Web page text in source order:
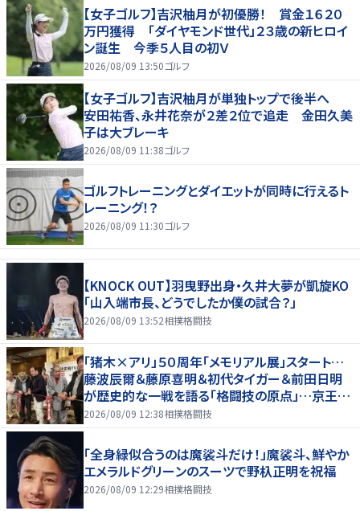
【女子ゴルフ】吉沢柚月が初優勝！ 賞金１６２０
万円獲得 「ダイヤモンド世代」２３歳の新ヒロイ
ン誕生 今季５人目の初Ｖ
2026/08/09 13:50ゴルフ
【女子ゴルフ】吉沢柚月が単独トップで後半へ
安田祐香、永井花奈が２差２位で追走 金田久美
子は大ブレーキ
2026/08/09 11:38ゴルフ
ゴルフトレーニングとダイエットが同時に行えるト
レーニング！？
2026/08/09 11:30ゴルフ
【KNOCK OUT】羽曳野出身・久井大夢が凱旋KO
「山入端市長、どうでしたか僕の試合？」
2026/08/09 13:52相撲格闘技
「猪木×アリ」５０周年「メモリアル展」スタート…
藤波辰爾＆藤原喜明＆初代タイガー＆前田日明
が歴史的な一戦を語る「格闘技の原点」…京王プ
ラザホテルで３１日まで
2026/08/09 12:38相撲格闘技
「全身緑似合うのは魔裟斗だけ！」魔裟斗、鮮やか
エメラルドグリーンのスーツで野杁正明を祝福
2026/08/09 12:29相撲格闘技